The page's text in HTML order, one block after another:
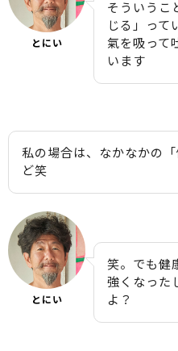
とにい
そういうこ
じる」って
氣を吸って
います
私の場合は、なかなかの
ど笑
とにい
笑。でも健
強くなった
よ？